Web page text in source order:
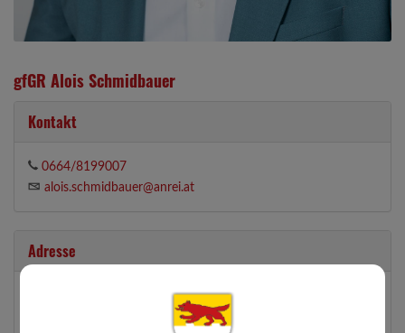
gfGR Alois Schmidbauer
Kontakt
0664/8199007
alois.schmidbauer@anrei.at
Adresse